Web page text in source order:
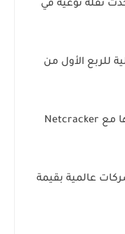
ميدل إيست 2024" يحدث نقلةً نوعية في
للربع الأول من
Virgin Media O2 تُوسِّع تعاونها مع Netcracker
مع شركات عالمية بقيمة